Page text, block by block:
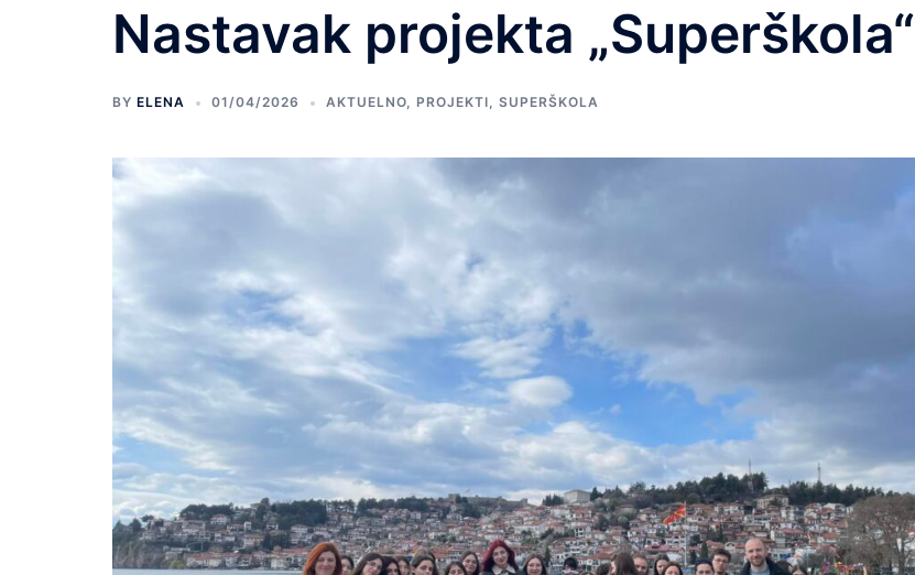
Nastavak projekta „Superškola“
BY ELENA 01/04/2026 AKTUELNO, PROJEKTI, SUPERŠKOLA